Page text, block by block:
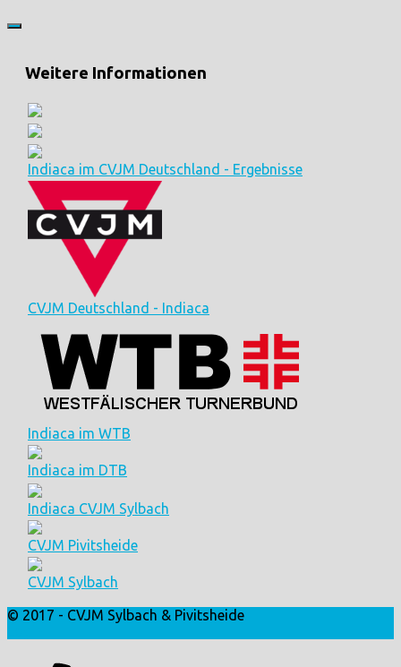
Weitere Informationen
Indiaca im CVJM Deutschland - Ergebnisse
CVJM Deutschland - Indiaca
Indiaca im WTB
Indiaca im DTB
Indiaca CVJM Sylbach
CVJM Pivitsheide
CVJM Sylbach
© 2017 - CVJM Sylbach & Pivitsheide